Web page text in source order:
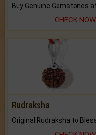
CHECK NOW
Rudraksha